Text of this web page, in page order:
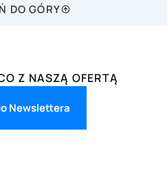
DO GÓRY
Z NASZĄ OFERTĄ
Newslettera